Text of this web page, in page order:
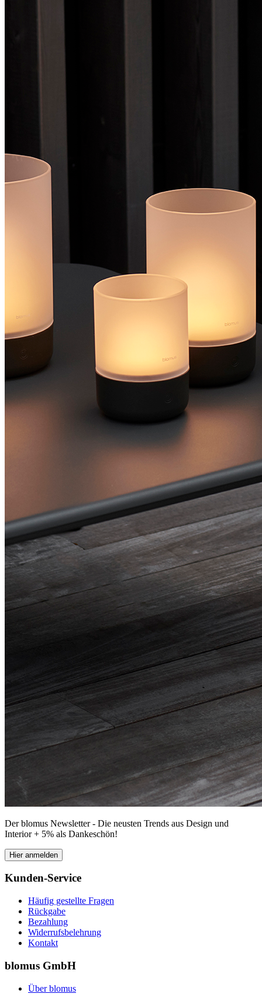
Der blomus Newsletter - Die neusten Trends aus Design und
Interior + 5% als Dankeschön!
Hier anmelden
Kunden-Service
Häufig gestellte Fragen
Rückgabe
Bezahlung
Widerrufsbelehrung
Kontakt
blomus GmbH
Über blomus